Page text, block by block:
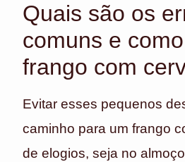
Quais são os
comuns e
frango com
Evitar esses pequenos
caminho para um frango
de elogios, seja no